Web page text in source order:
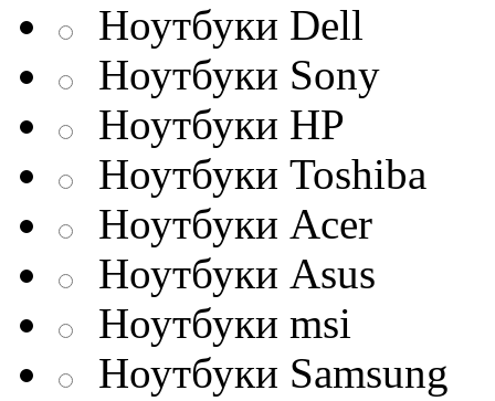
Ноутбуки Dell
Ноутбуки Sony
Ноутбуки HP
Ноутбуки Toshiba
Ноутбуки Acer
Ноутбуки Asus
Ноутбуки msi
Ноутбуки Samsung